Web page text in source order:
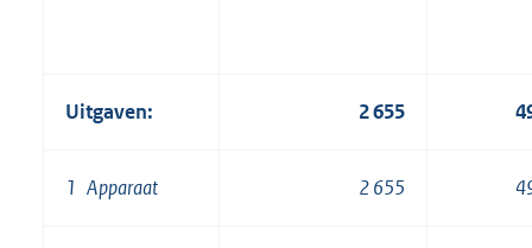
Uitgaven: 2 655
1 Apparaat 2 655